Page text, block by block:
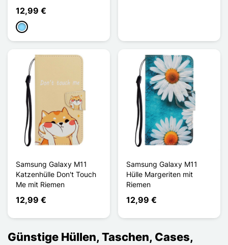
12,99 €
Hellblau
Samsung Galaxy M11
Katzenhülle Don't Touch
Me mit Riemen
12,99 €
Samsung Galaxy M11
Hülle Margeriten mit
Riemen
12,99 €
Günstige Hüllen, Taschen, Cases,